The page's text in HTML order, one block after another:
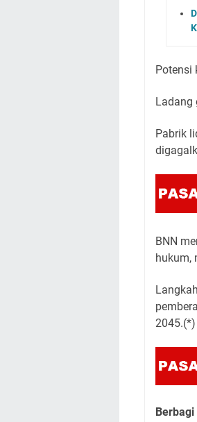
Potensi
Ladang
Pabrik
BNN
hukum,
2045.(*)
Berbagi